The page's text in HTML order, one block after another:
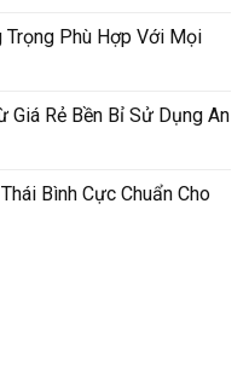
Trọng Phù Hợp Với Mọi
Giá Rẻ Bền Bỉ Sử Dụng An
Bình Cực Chuẩn Cho